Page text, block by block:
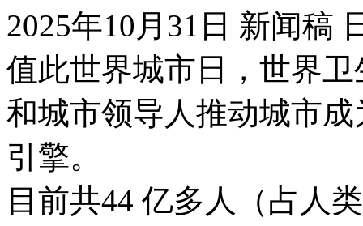
2025年10月31日 新闻稿
值此世界城市日，世界
和城市领导人推动城市
引擎。
目前共44 亿多人（占人